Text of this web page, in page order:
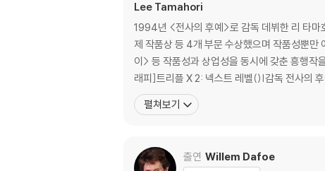
Lee Tamahori
1994년 <전사의 후예>로 감독 데뷔한 리 타마
제 작품상 등 4개 부문 수상했으며 작품성뿐
이> 등 작품성과 상업성을 동시에 갖춘 흥행작을
래피]트리플 X 2: 넥스트 레벨()|감독 전사의
펼쳐보기
출연 Willem Dafoe